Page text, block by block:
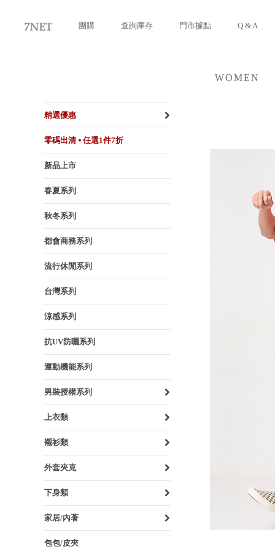
團購 查詢庫存 門市據點 Q & A
WOMEN
精選優惠
零碼出清 ⦁ 任選1件7折
新品上市
春夏系列
秋冬系列
都會商務系列
流行休閒系列
台灣系列
涼感系列
抗UV防曬系列
運動機能系列
男裝授權系列
上衣類
襯衫類
外套夾克
下身類
家居/內著
包包/皮夾